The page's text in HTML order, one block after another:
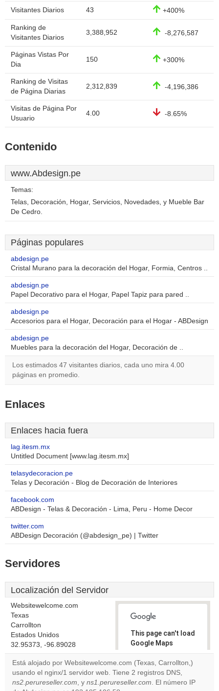
Visitantes Diarios 43 +400%
Ranking de
Visitantes Diarios
3,388,952 -8,276,587
Páginas Vistas Por
Dia
150 +300%
Ranking de Visitas
de Página Diarias
2,312,839 -4,196,386
Visitas de Página Por
Usuario
4.00 -8.65%
Contenido
www.Abdesign.pe
Temas:
Telas, Decoración, Hogar, Servicios, Novedades, y Mueble Bar
De Cedro.
Páginas populares
abdesign.pe
Cristal Murano para la decoración del Hogar, Formia, Centros ..
abdesign.pe
Papel Decorativo para el Hogar, Papel Tapiz para pared ..
abdesign.pe
Accesorios para el Hogar, Decoración para el Hogar - ABDesign
abdesign.pe
Muebles para la decoración del Hogar, Decoración de ..
Los estimados 47 visitantes diarios, cada uno mira 4.00
páginas en promedio.
Enlaces
Enlaces hacia fuera
lag.itesm.mx
Untitled Document [www.lag.itesm.mx]
telasydecoracion.pe
Telas y Decoración - Blog de Decoración de Interiores
facebook.com
ABDesign - Telas & Decoración - Lima, Peru - Home Decor
twitter.com
ABDesign Decoración (@abdesign_pe) | Twitter
Servidores
Localización del Servidor
Websitewelcome.com
Texas
Carrollton
Estados Unidos
32.95373, -96.89028
This page can't load
Google Maps
correctly.
Do you
own this
OK
Está alojado por Websitewelcome.com (Texas, Carrollton,)
usando el nginx/1 servidor web. Tiene 2 registros DNS,
ns2.perureseller.com, y ns1.perureseller.com. El número IP